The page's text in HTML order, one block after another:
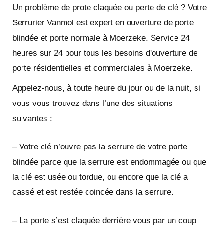
Un problème de prote claquée ou perte de clé ? Votre
Serrurier Vanmol est expert en ouverture de porte
blindée et porte normale à Moerzeke. Service 24
heures sur 24 pour tous les besoins d'ouverture de
porte résidentielles et commerciales à Moerzeke.
Appelez-nous, à toute heure du jour ou de la nuit, si
vous vous trouvez dans l’une des situations
suivantes :
– Votre clé n’ouvre pas la serrure de votre porte
blindée parce que la serrure est endommagée ou que
la clé est usée ou tordue, ou encore que la clé a
cassé et est restée coincée dans la serrure.
– La porte s’est claquée derrière vous par un coup